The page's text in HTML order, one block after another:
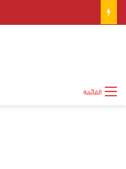
القائمة